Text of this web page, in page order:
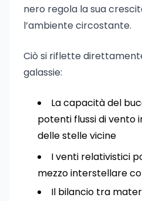
nero regola la sua
l’ambiente circostante.
Ciò si riflette
galassie:
La capacità del
potenti flussi di vento
delle stelle vicine
I venti relativistici
mezzo interstellare
Il bilancio tra